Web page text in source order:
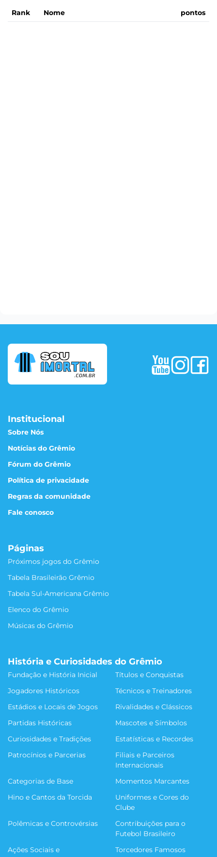
Rank Nome pontos
Institucional
Sobre Nós
Notícias do Grêmio
Fórum do Grêmio
Política de privacidade
Regras da comunidade
Fale conosco
Páginas
Próximos jogos do Grêmio
Tabela Brasileirão Grêmio
Tabela Sul-Americana Grêmio
Elenco do Grêmio
Músicas do Grêmio
História e Curiosidades do Grêmio
Fundação e História Inicial
Títulos e Conquistas
Jogadores Históricos
Técnicos e Treinadores
Estádios e Locais de Jogos
Rivalidades e Clássicos
Partidas Históricas
Mascotes e Símbolos
Curiosidades e Tradições
Estatísticas e Recordes
Patrocínios e Parcerias
Filiais e Parceiros
Internacionais
Categorias de Base
Momentos Marcantes
Hino e Cantos da Torcida
Uniformes e Cores do
Clube
Polêmicas e Controvérsias
Contribuições para o
Futebol Brasileiro
Ações Sociais e
Torcedores Famosos